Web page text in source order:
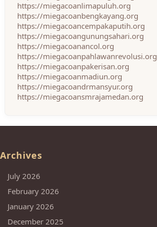
https://miegacoanlimapuluh.org
https://miegacoanbengkayang.org
https://miegacoancempakaputih.org
https://miegacoangunungsahari.org
https://miegacoanancol.org
https://miegacoanpahlawanrevolusi.org
https://miegacoanpakerisan.org
https://miegacoanmadiun.org
https://miegacoandrmansyur.org
https://miegacoansmrajamedan.org
Archives
July 2026
February 2026
January 2026
December 2025